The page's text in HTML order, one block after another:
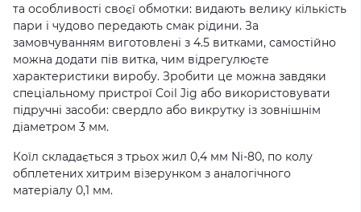
та особливості своєї обмотки: видають велику кількість
пари і чудово передають смак рідини. За
замовчуванням виготовлені з 4.5 витками, самостійно
можна додати пів витка, чим відрегулюєте
характеристики виробу. Зробити це можна завдяки
спеціальному пристрої Coil Jig або використовувати
підручні засоби: свердло або викрутку із зовнішнім
діаметром 3 мм.
Коїл складається з трьох жил 0,4 мм Ni-80, по колу
обплетених хитрим візерунком з аналогічного
матеріалу 0,1 мм.